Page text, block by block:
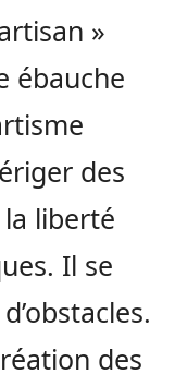
»
ébauche
des
liberté
Il se
des